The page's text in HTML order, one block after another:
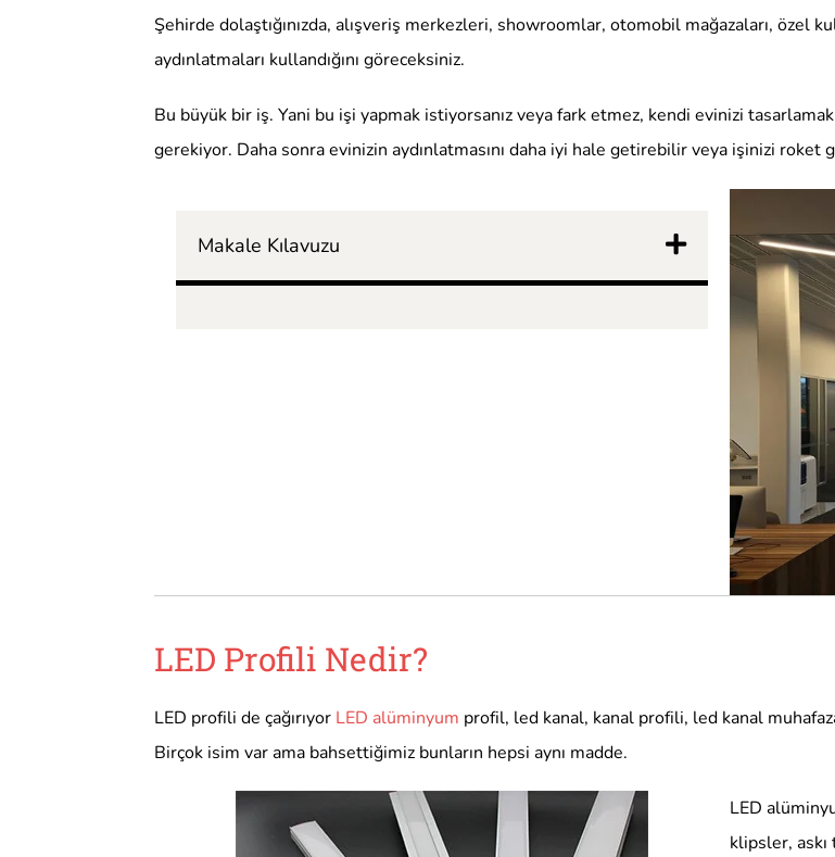
Şehirde dolaştığınızda, alışveriş merkezleri, showroomlar, otomobil mağazaları, özel
aydınlatmaları kullandığını göreceksiniz.
Bu büyük bir iş. Yani bu işi yapmak istiyorsanız veya fark etmez, kendi evinizi
gerekiyor. Daha sonra evinizin aydınlatmasını daha iyi hale getirebilir veya işinizi roket
Makale Kılavuzu
LED Profili Nedir?
LED profili de çağırıyor LED alüminyum profil, led kanal, kanal profili, led kanal
Birçok isim var ama bahsettiğimiz bunların hepsi aynı madde.
LED
klipsler,